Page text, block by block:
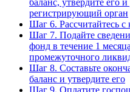
баланс, утвердите его
регистрирующий орган
Шаг 6. Рассчитайтесь
Шаг 7. Подайте
фонд в течение 1
промежуточного
Шаг 8. Составьте
баланс и утвердите его